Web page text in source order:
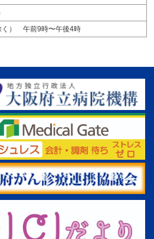
） 午前9時〜午後4時